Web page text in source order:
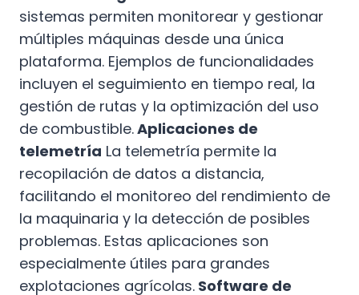
sistemas permiten monitorear y gestionar
múltiples máquinas desde una única
plataforma. Ejemplos de funcionalidades
incluyen el seguimiento en tiempo real, la
gestión de rutas y la optimización del uso
de combustible.Aplicaciones de
telemetría La telemetría permite la
recopilación de datos a distancia,
facilitando el monitoreo del rendimiento de
la maquinaria y la detección de posibles
problemas. Estas aplicaciones son
especialmente útiles para grandes
explotaciones agrícolas. Software de